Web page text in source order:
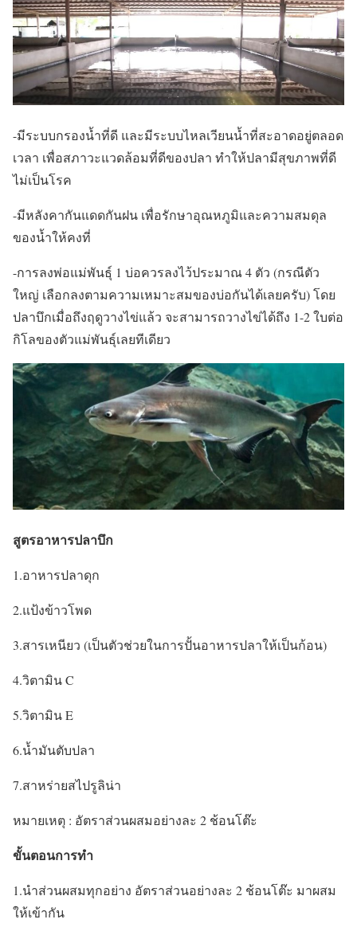
-มีระบบกรองน้ำที่ดี และมีระบบไหลเวียนน้ำที่สะอาดอยู่ตลอด
เวลา เพื่อสภาวะแวดล้อมที่ดีของปลา ทำให้ปลามีสุขภาพที่ดี
ไม่เป็นโรค
-มีหลังคากันแดดกันฝน เพื่อรักษาอุณหภูมิและความสมดุล
ของน้ำให้คงที่
-การลงพ่อแม่พันธุ์ 1 บ่อควรลงไว้ประมาณ 4 ตัว (กรณีตัว
ใหญ่ เลือกลงตามความเหมาะสมของบ่อกันได้เลยครับ) โดย
ปลาบึกเมื่อถึงฤดูวางไข่แล้ว จะสามารถวางไข่ได้ถึง 1-2 ใบต่อ
กิโลของตัวแม่พันธุ์เลยทีเดียว
สูตรอาหารปลาบึก
1.อาหารปลาดุก
2.แป้งข้าวโพด
3.สารเหนียว (เป็นตัวช่วยในการปั้นอาหารปลาให้เป็นก้อน)
4.วิตามิน C
5.วิตามิน E
6.น้ำมันตับปลา
7.สาหร่ายสไปรูลิน่า
หมายเหตุ : อัตราส่วนผสมอย่างละ 2 ช้อนโต๊ะ
ขั้นตอนการทำ
1.นำส่วนผสมทุกอย่าง อัตราส่วนอย่างละ 2 ช้อนโต๊ะ มาผสม
ให้เข้ากัน